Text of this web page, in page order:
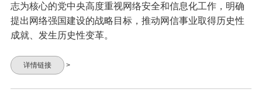
志为核心的党中央高度重视网络安全和信息化工作，明确
提出网络强国建设的战略目标，推动网信事业取得历史性
成就、发生历史性变革。
详情链接 >